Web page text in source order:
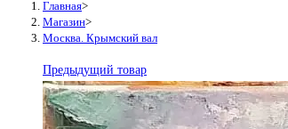
Главная>
Магазин>
Москва. Крымский вал
Предыдущий товар